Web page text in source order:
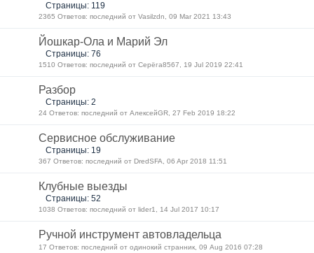
Страницы: 119
2365 Ответов: последний от Vasilzdn, 09 Mar 2021 13:43
Йошкар-Ола и Марий Эл
Страницы: 76
1510 Ответов: последний от Серёга8567, 19 Jul 2019 22:41
Разбор
Страницы: 2
24 Ответов: последний от АлексейGR, 27 Feb 2019 18:22
Сервисное обслуживание
Страницы: 19
367 Ответов: последний от DredSFA, 06 Apr 2018 11:51
Клубные выезды
Страницы: 52
1038 Ответов: последний от lider1, 14 Jul 2017 10:17
Ручной инструмент автовладельца
17 Ответов: последний от одинокий странник, 09 Aug 2016 07:28